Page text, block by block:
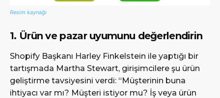
Resim kaynağı
1. Ürün ve pazar uyumunu değerlendirin
Shopify Başkanı Harley Finkelstein ile yaptığı bir
tartışmada Martha Stewart, girişimcilere şu ürün
geliştirme tavsiyesini verdi: “Müşterinin buna
ihtiyacı var mı? Müşteri istiyor mu? İş veya ürün